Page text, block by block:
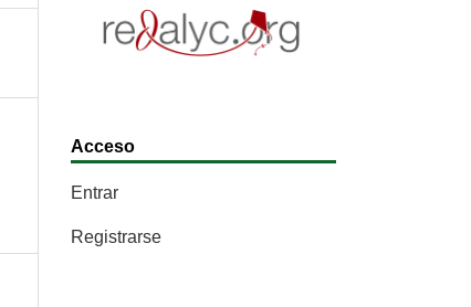
Acceso
Entrar
Registrarse